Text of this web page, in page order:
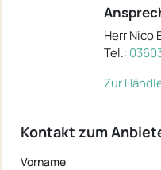
Herr Nico
Tel.:
Zur
Kontakt zum
Vorname